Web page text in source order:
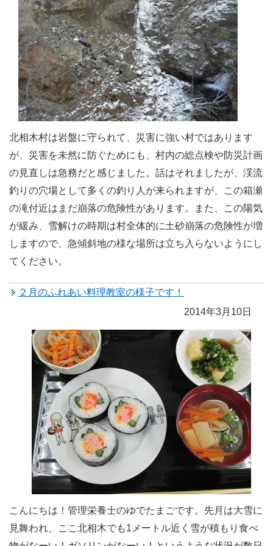
北相木村は岩盤に守られて、災害に強い村ではあります
が、災害を未然に防ぐためにも、村内の総点検や防災計画
の見直しは急務だと感じました。話はそれましたが、渓流
釣りの穴場として多くの釣り人が来られますが、この箱瀬
の滝付近はまだ崩落の危険性があります。また、この陽気
が緩み、雪解けの時期は村全体的に土砂崩落の危険性が増
しますので、急傾斜地の様な場所は立ち入らないようにし
てください。
２月のふれあい料理教室の様子です！
2014年3月10日
こんにちは！管理栄養士のゆでたまごです。先月は大雪に
見舞われ、ここ北相木でも1メートル近く雪が積もり食べ